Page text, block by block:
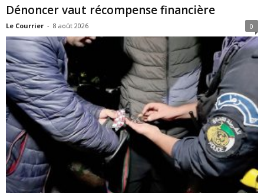
Dénoncer vaut récompense financière
Le Courrier - 8 août 2026 0